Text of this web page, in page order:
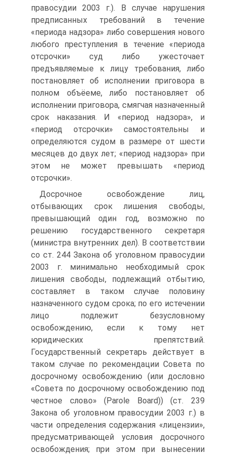
правосудии 2003 г.). В случае нарушения
предписанных требований в течение
«периода надзора» либо совершения нового
любого преступления в течение «периода
отсрочки» суд либо ужесточает
предъявляемые к лицу требования, либо
постановляет об исполнении приговора в
полном объёеме, либо постановляет об
исполнении приговора, смягчая назначенный
срок наказания. И «период надзора», и
«период отсрочки» самостоятельны и
определяются судом в размере от шести
месяцев до двух лет; «период надзора» при
этом не может превышать «период
отсрочки».
Досрочное освобождение лиц,
отбывающих срок лишения свободы,
превышающий один год, возможно по
решению государственного секретаря
(министра внутренних дел). В соответствии
со ст. 244 Закона об уголовном правосудии
2003 г. минимально необходимый срок
лишения свободы, подлежащий отбытию,
составляет в таком случае половину
назначенного судом срока; по его истечении
лицо подлежит безусловному
освобождению, если к тому нет
юридических препятствий.
Государственный секретарь действует в
таком случае по рекомендации Совета по
досрочному освобождению (или дословно
«Совета по досрочному освобождению под
честное слово» (Parole Board)) (ст. 239
Закона об уголовном правосудии 2003 г.) в
части определения содержания «лицензии»,
предусматривающей условия досрочного
освобождения; при этом при вынесении